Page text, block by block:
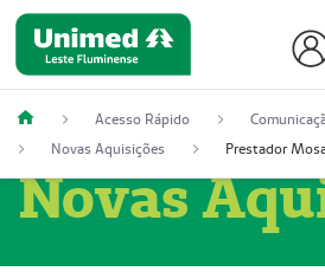
Acesso Rápido
Novas Aquisições
Novas